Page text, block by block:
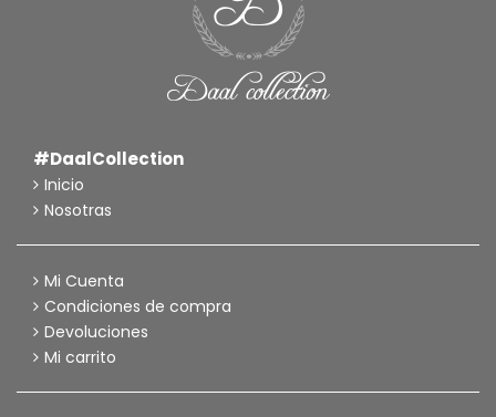
#DaalCollection
Inicio
Nosotras
Mi Cuenta
Condiciones de compra
Devoluciones
Mi carrito